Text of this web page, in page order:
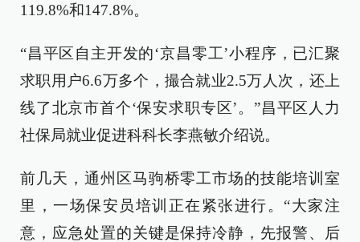
119.8%和147.8%。
“昌平区自主开发的‘京昌零工’小程序，已汇聚
求职用户6.6万多个，撮合就业2.5万人次，还上
线了北京市首个‘保安求职专区’。”昌平区人力
社保局就业促进科科长李燕敏介绍说。
前几天，通州区马驹桥零工市场的技能培训室
里，一场保安员培训正在紧张进行。“大家注
意，应急处置的关键是保持冷静，先报警、后